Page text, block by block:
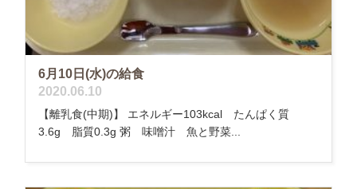
6月10日(水)の給食
2020.06.10
【離乳食(中期)】 エネルギー103kcal たんぱく質
3.6g 脂質0.3g 粥 味噌汁 魚と野菜...